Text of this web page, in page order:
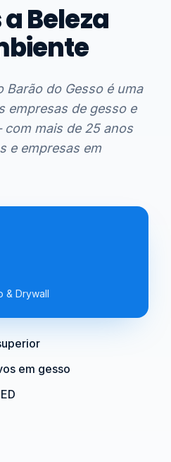
Beleza
Barão do Gesso é uma
empresas de gesso e
mais de 25 anos
e empresas em
& Drywall
em gesso